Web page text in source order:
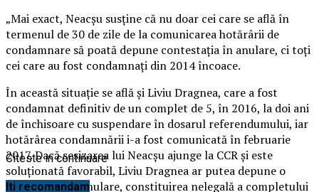
„Mai exact, Neacşu susţine că nu doar cei care se află în
termenul de 30 de zile de la comunicarea hotărârii de
condamnare să poată depune contestaţia în anulare, ci toţi
cei care au fost condamnaţi din 2014 încoace.
În această situaţie se află şi Liviu Dragnea, care a fost
condamnat definitiv de un complet de 5, în 2016, la doi ani
de închisoare cu suspendare în dosarul referendumului, iar
hotărârea condamnării i-a fost comunicată în februarie
2017. Dacă sesizarea lui Neacşu ajunge la CCR şi este
soluţionată favorabil, Liviu Dragnea ar putea depune o
contestaţie în anulare, constituirea nelegală a completului
Citeste in continuare
Iti recomandam